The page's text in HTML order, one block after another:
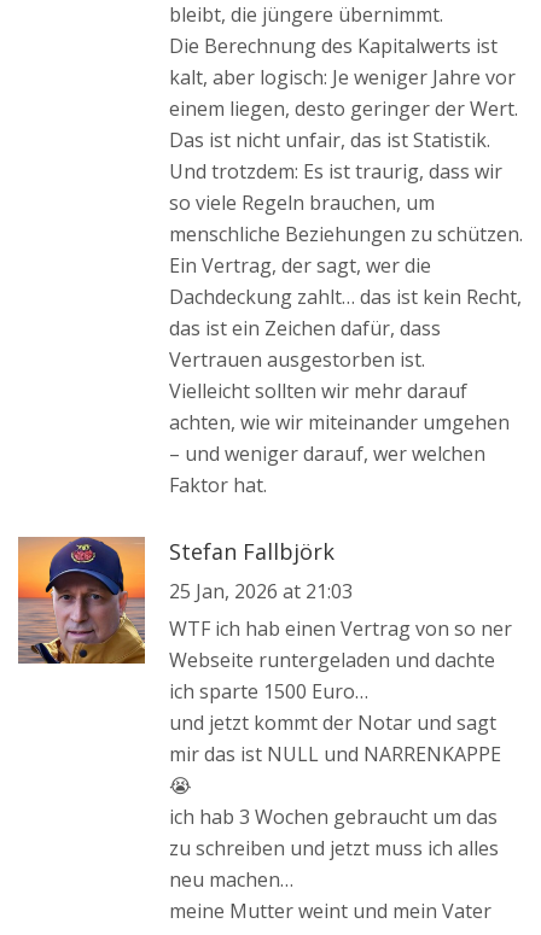
bleibt, die jüngere übernimmt.
Die Berechnung des Kapitalwerts ist
kalt, aber logisch: Je weniger Jahre vor
einem liegen, desto geringer der Wert.
Das ist nicht unfair, das ist Statistik.
Und trotzdem: Es ist traurig, dass wir
so viele Regeln brauchen, um
menschliche Beziehungen zu schützen.
Ein Vertrag, der sagt, wer die
Dachdeckung zahlt… das ist kein Recht,
das ist ein Zeichen dafür, dass
Vertrauen ausgestorben ist.
Vielleicht sollten wir mehr darauf
achten, wie wir miteinander umgehen
– und weniger darauf, wer welchen
Faktor hat.
Stefan Fallbjörk
25 Jan, 2026 at 21:03
WTF ich hab einen Vertrag von so ner
Webseite runtergeladen und dachte
ich sparte 1500 Euro…
und jetzt kommt der Notar und sagt
mir das ist NULL und NARRENKAPPE
😭
ich hab 3 Wochen gebraucht um das
zu schreiben und jetzt muss ich alles
neu machen…
meine Mutter weint und mein Vater